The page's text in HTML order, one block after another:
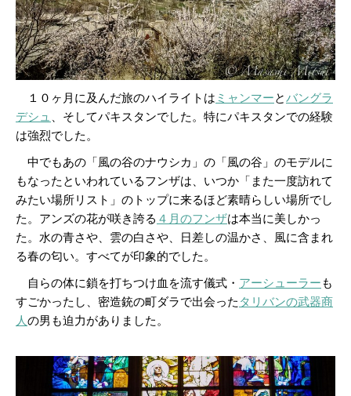
１０ヶ月に及んだ旅のハイライトは ミャンマーとバングラ
デシュ
、そしてパキスタンでした。特にパキスタンでの経験
は強烈でした。
中でもあの「風の谷のナウシカ」の「風の谷」のモデルに
もなったといわれているフンザは、いつか「また一度訪れて
みたい場所リスト」のトップに来るほど素晴らしい場所でし
た。アンズの花が咲き誇る ４月のフンザは本当に美しかっ
た。水の青さや、雲の白さや、日差しの温かさ、風に含まれ
る春の匂い。すべてが印象的でした。
自らの体に鎖を打ちつけ血を流す儀式・ アーシューラーも
すごかったし、密造銃の町ダラで出会った タリバンの武器商
人の男も迫力がありました。